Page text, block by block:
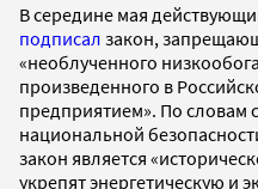
В середине мая
подписал закон,
«необлученного
произведенного в
предприятием». По словам
национальной
закон является
укрепят энергетическую и